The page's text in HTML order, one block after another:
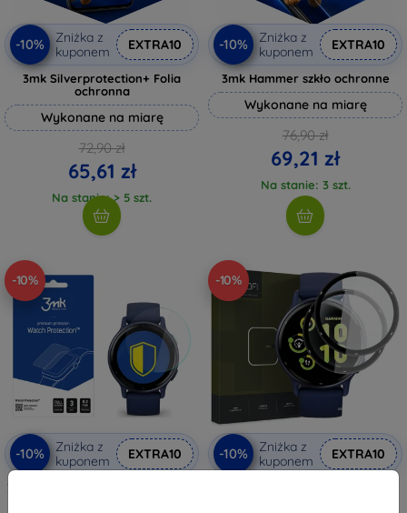
-10%
Zniżka z
kuponem
EXTRA10
3mk Silverprotection+ Folia
ochronna
Wykonane na miarę
72,90 zł
65,61 zł
Na stanie: > 5 szt.
-10%
Zniżka z
kuponem
EXTRA10
3mk Hammer szkło ochronne
Wykonane na miarę
76,90 zł
69,21 zł
Na stanie: 3 szt.
-10%
-10%
Zniżka z
kuponem
EXTRA10
3MK Folia ARC folia ochronna na
-10%
-10%
Zniżka z
kuponem
EXTRA10